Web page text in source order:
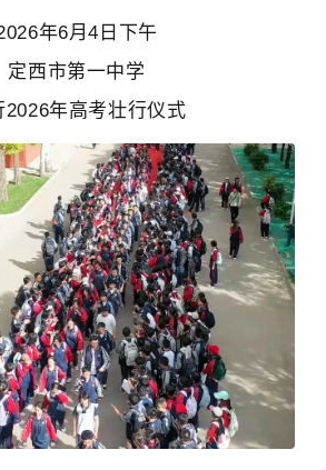
年6月4日下午
定西市第一中学
2026年高考壮行仪式